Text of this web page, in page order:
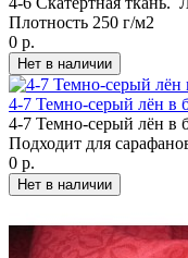
Плотность 250 г/м2
0 р.
4-7 Темно-серый лён в
4-7 Темно-серый лён в
Подходит для
0 р.